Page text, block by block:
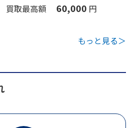
買取最高額 60,000 円
もっと見る＞